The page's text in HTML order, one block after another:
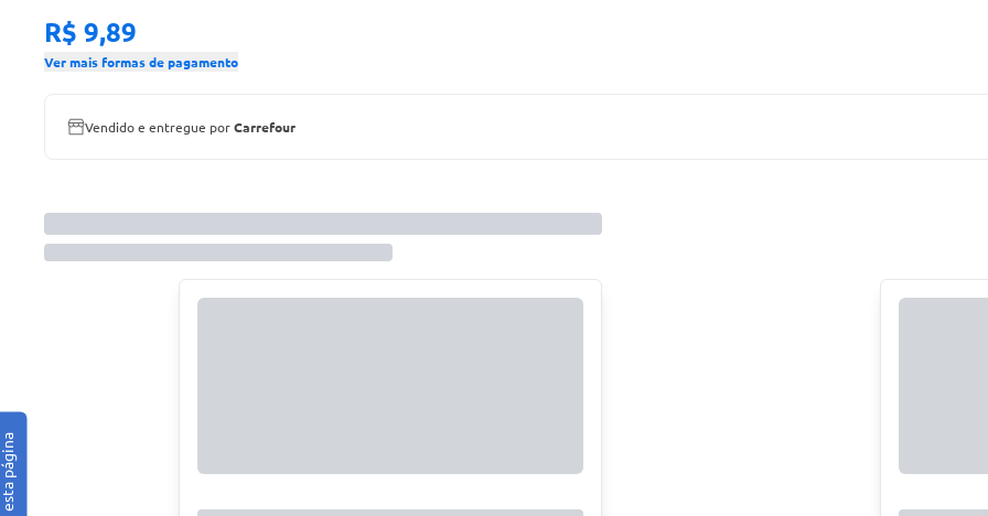
R$ 9,89
Ver mais formas de pagamento
Vendido e entregue porCarrefour